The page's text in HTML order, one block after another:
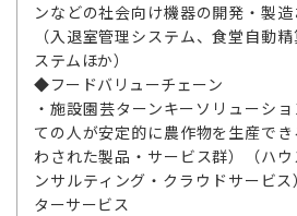
ンなどの社会向け機器の開発・製
（入退室管理システム、食堂自動
ステムほか）
◆フードバリューチェーン
・施設園芸ターンキーソリューシ
ての人が安定的に農作物を生産で
わされた製品・サービス群）（ハ
ンサルティング・クラウドサービ
ターサービス